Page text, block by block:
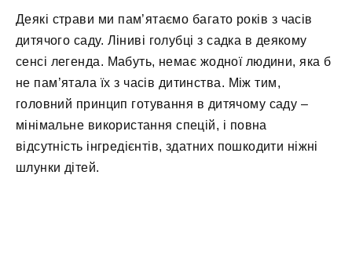
Деякі страви ми пам’ятаємо багато років з часів
дитячого саду. Ліниві голубці з садка в деякому
сенсі легенда. Мабуть, немає жодної людини, яка б
не пам’ятала їх з часів дитинства. Між тим,
головний принцип готування в дитячому саду –
мінімальне використання спецій, і повна
відсутність інгредієнтів, здатних пошкодити ніжні
шлунки дітей.